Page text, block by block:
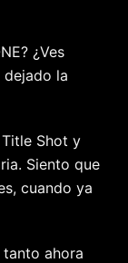
¿Ves
dejado la
Shot y
Siento que
cuando ya
ahora